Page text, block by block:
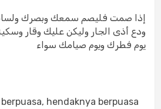
إذا صمت فليصم سمعك وبصرك
ودع أذى الجار وليكن عليك وقار
يوم فطرك ويوم صيامك سواء
hendaknya berpuasa